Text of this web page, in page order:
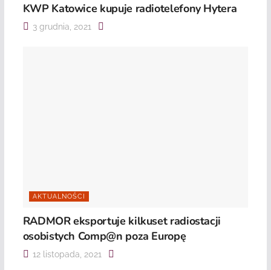
KWP Katowice kupuje radiotelefony Hytera
3 grudnia, 2021
AKTUALNOŚCI
RADMOR eksportuje kilkuset radiostacji
osobistych Comp@n poza Europę
12 listopada, 2021